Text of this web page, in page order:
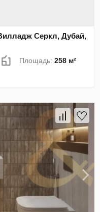
Серкл, Дубай,
Площадь:258 м²